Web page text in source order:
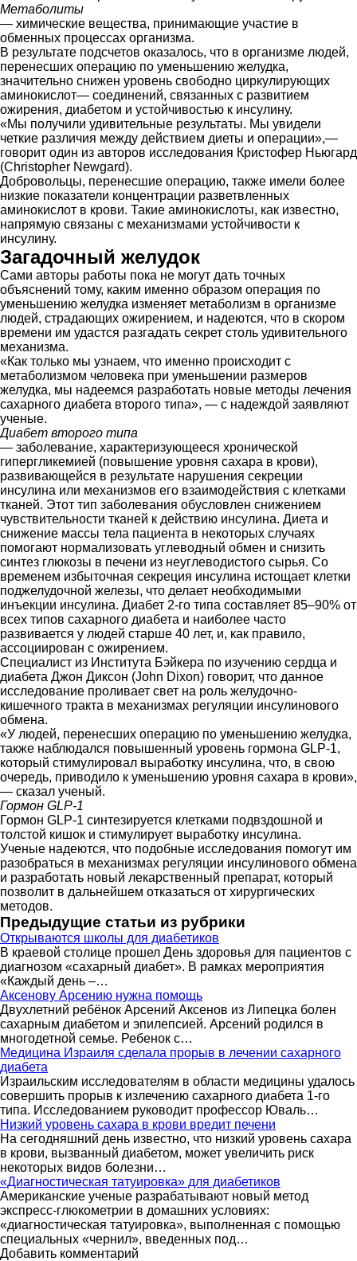
Метаболиты
— химические вещества, принимающие участие в
обменных процессах организма.
В результате подсчетов оказалось, что в организме людей,
перенесших операцию по уменьшению желудка,
значительно снижен уровень свободно циркулирующих
аминокислот— соединений, связанных с развитием
ожирения, диабетом и устойчивостью к инсулину.
«Мы получили удивительные результаты. Мы увидели
четкие различия между действием диеты и операции»,—
говорит один из авторов исследования Кристофер Ньюгард
(Christopher Newgard).
Добровольцы, перенесшие операцию, также имели более
низкие показатели концентрации разветвленных
аминокислот в крови. Такие аминокислоты, как известно,
напрямую связаны с механизмами устойчивости к
инсулину.
Загадочный желудок
Сами авторы работы пока не могут дать точных
объяснений тому, каким именно образом операция по
уменьшению желудка изменяет метаболизм в организме
людей, страдающих ожирением, и надеются, что в скором
времени им удастся разгадать секрет столь удивительного
механизма.
«Как только мы узнаем, что именно происходит с
метаболизмом человека при уменьшении размеров
желудка, мы надеемся разработать новые методы лечения
сахарного диабета второго типа», — с надеждой заявляют
ученые.
Диабет второго типа
— заболевание, характеризующееся хронической
гипергликемией (повышение уровня сахара в крови),
развивающейся в результате нарушения секреции
инсулина или механизмов его взаимодействия с клетками
тканей. Этот тип заболевания обусловлен снижением
чувствительности тканей к действию инсулина. Диета и
снижение массы тела пациента в некоторых случаях
помогают нормализовать углеводный обмен и снизить
синтез глюкозы в печени из неуглеводистого сырья. Со
временем избыточная секреция инсулина истощает клетки
поджелудочной железы, что делает необходимыми
инъекции инсулина. Диабет 2-го типа составляет 85–90% от
всех типов сахарного диабета и наиболее часто
развивается у людей старше 40 лет, и, как правило,
ассоциирован с ожирением.
Специалист из Института Бэйкера по изучению сердца и
диабета Джон Диксон (John Dixon) говорит, что данное
исследование проливает свет на роль желудочно-
кишечного тракта в механизмах регуляции инсулинового
обмена.
«У людей, перенесших операцию по уменьшению желудка,
также наблюдался повышенный уровень гормона GLP-1,
который стимулировал выработку инсулина, что, в свою
очередь, приводило к уменьшению уровня сахара в крови»,
— сказал ученый.
Гормон GLP-1
Гормон GLP-1 синтезируется клетками подвздошной и
толстой кишок и стимулирует выработку инсулина.
Ученые надеются, что подобные исследования помогут им
разобраться в механизмах регуляции инсулинового обмена
и разработать новый лекарственный препарат, который
позволит в дальнейшем отказаться от хирургических
методов.
Предыдущие статьи из рубрики
Открываются школы для диабетиков
В краевой столице прошел День здоровья для пациентов с
диагнозом «сахарный диабет». В рамках мероприятия
«Каждый день –…
Аксенову Арсению нужна помощь
Двухлетний ребёнок Арсений Аксенов из Липецка болен
сахарным диабетом и эпилепсией. Арсений родился в
многодетной семье. Ребенок с…
Медицина Израиля сделала прорыв в лечении сахарного
диабета
Израильским исследователям в области медицины удалось
совершить прорыв к излечению сахарного диабета 1-го
типа. Исследованием руководит профессор Юваль…
Низкий уровень сахара в крови вредит печени
На сегодняшний день известно, что низкий уровень сахара
в крови, вызванный диабетом, может увеличить риск
некоторых видов болезни…
«Диагностическая татуировка» для диабетиков
Американские ученые разрабатывают новый метод
экспресс-глюкометрии в домашних условиях:
«диагностическая татуировка», выполненная с помощью
специальных «чернил», введенных под…
Добавить комментарий